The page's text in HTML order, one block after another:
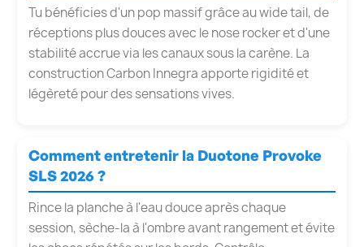
Tu bénéficies d'un pop massif grâce au wide tail, de
réceptions plus douces avec le nose rocker et d'une
stabilité accrue via les canaux sous la carène. La
construction Carbon Innegra apporte rigidité et
légèreté pour des sensations vives.
Comment entretenir la Duotone Provoke
SLS 2026 ?
Rince la planche à l'eau douce après chaque
session, sèche-la à l'ombre avant rangement et évite